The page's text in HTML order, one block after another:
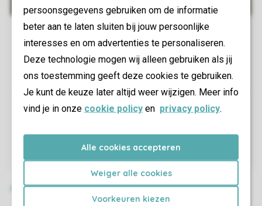
persoonsgegevens gebruiken om de informatie
beter aan te laten sluiten bij jouw persoonlijke
interesses en om advertenties te personaliseren.
Deze technologie mogen wij alleen gebruiken als jij
ons toestemming geeft deze cookies te gebruiken.
Je kunt de keuze later altijd weer wijzigen. Meer info
vind je in onze cookie policy en privacy policy.
Alle cookies accepteren
Weiger alle cookies
Voorkeuren kiezen